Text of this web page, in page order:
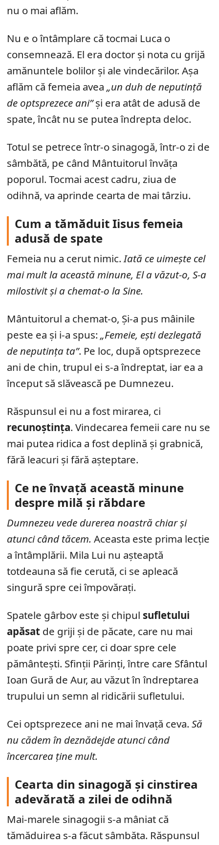
nu o mai aflăm.
Nu e o întâmplare că tocmai Luca o
consemnează. El era doctor și nota cu grijă
amănuntele bolilor și ale vindecărilor. Așa
aflăm că femeia avea „un duh de neputință
de optsprezece ani”și era atât de adusă de
spate, încât nu se putea îndrepta deloc.
Totul se petrece într-o sinagogă, într-o zi de
sâmbătă, pe când Mântuitorul învăța
poporul. Tocmai acest cadru, ziua de
odihnă, va aprinde cearta de mai târziu.
Cum a tămăduit Iisus femeia
adusă de spate
Femeia nu a cerut nimic.Iată ce uimește cel
mai mult la această minune, El a văzut-o, S-a
milostivit și a chemat-o la Sine.
Mântuitorul a chemat-o, Și-a pus mâinile
peste ea și i-a spus: „Femeie, ești dezlegată
de neputința ta”. Pe loc, după optsprezece
ani de chin, trupul ei s-a îndreptat, iar ea a
început să slăvească pe Dumnezeu.
Răspunsul ei nu a fost mirarea, ci
recunoștința. Vindecarea femeii care nu se
mai putea ridica a fost deplină și grabnică,
fără leacuri și fără așteptare.
Ce ne învață această minune
despre milă și răbdare
Dumnezeu vede durerea noastră chiar și
atunci când tăcem. Aceasta este prima lecție
a întâmplării. Mila Lui nu așteaptă
totdeauna să fie cerută, ci se apleacă
singură spre cei împovărați.
Spatele gârbov este și chipul sufletului
apăsat de griji și de păcate, care nu mai
poate privi spre cer, ci doar spre cele
pământești. Sfinții Părinți, între care Sfântul
Ioan Gură de Aur, au văzut în îndreptarea
trupului un semn al ridicării sufletului.
Cei optsprezece ani ne mai învață ceva. Să
nu cădem în deznădejde atunci când
încercarea ține mult.
Cearta din sinagogă și cinstirea
adevărată a zilei de odihnă
Mai-marele sinagogii s-a mâniat că
tămăduirea s-a făcut sâmbăta. Răspunsul